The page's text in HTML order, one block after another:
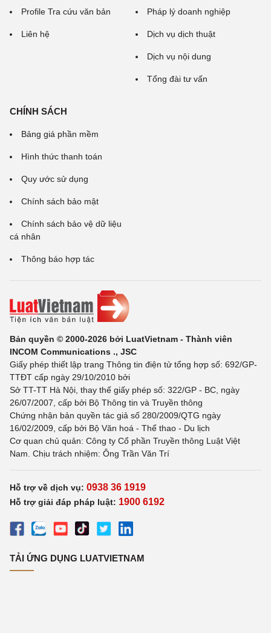
Profile Tra cứu văn bản
Liên hệ
Pháp lý doanh nghiệp
Dịch vụ dịch thuật
Dịch vụ nội dung
Tổng đài tư vấn
CHÍNH SÁCH
Bảng giá phần mềm
Hình thức thanh toán
Quy ước sử dụng
Chính sách bảo mật
Chính sách bảo vệ dữ liệu
cá nhân
Thông báo hợp tác
Bản quyền © 2000-2026 bởi LuatVietnam - Thành viên
INCOM Communications ., JSC
Giấy phép thiết lập trang Thông tin điện tử tổng hợp số: 692/GP-
TTĐT cấp ngày 29/10/2010 bởi
Sở TT-TT Hà Nội, thay thế giấy phép số: 322/GP - BC, ngày
26/07/2007, cấp bởi Bộ Thông tin và Truyền thông
Chứng nhận bản quyền tác giả số 280/2009/QTG ngày
16/02/2009, cấp bởi Bộ Văn hoá - Thể thao - Du lịch
Cơ quan chủ quản: Công ty Cổ phần Truyền thông Luật Việt
Nam. Chịu trách nhiệm: Ông Trần Văn Trí
Hỗ trợ về dịch vụ: 0938 36 1919
Hỗ trợ giải đáp pháp luật: 1900 6192
TẢI ỨNG DỤNG LUATVIETNAM